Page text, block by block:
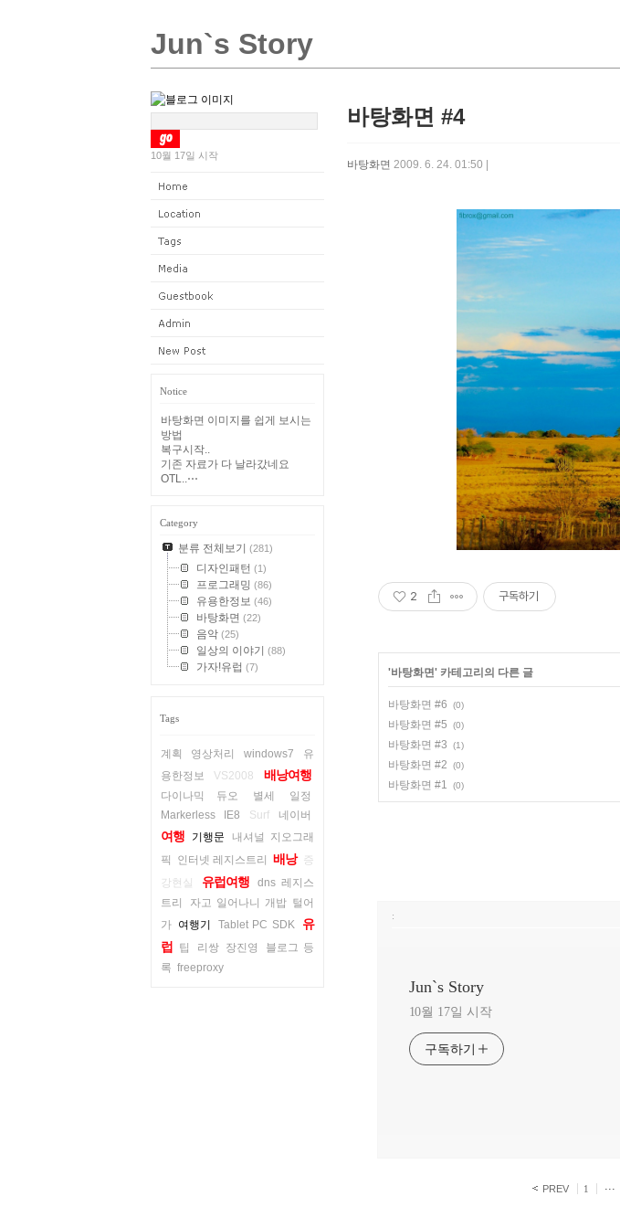
Jun`s Story
10월 17일 시작
Notice
바탕화면 이미지를 쉽게 보시는
방법
복구시작..
기존 자료가 다 날라갔네요
OTL..⋯
Category
분류 전체보기 (281)
디자인패턴 (1)
프로그래밍 (86)
유용한정보 (46)
바탕화면 (22)
음악(25)
일상의 이야기 (88)
가자!유럽 (7)
Tags
계획 영상처리 windows7
유
용한정보
VS2008 배낭여행
다이나믹 듀오 별세
일정
Markerless
IE8 Surf 네이버
여행 기행문
내셔널 지오그래
픽
인터넷 레지스트리 배낭 증
강현실
유럽여행
dns 레지스
트리
자고 일어나니 개밥 털어
가
여행기 Tablet PC SDK
유
럽
팁 리쌍 장진영
블로그 등
록 freeproxy
바탕화면 #4
바탕화면 2009. 6. 24. 01:50 |
2 구독하기
'바탕화면' 카테고리의 다른 글
바탕화면 #6 (0)
바탕화면 #5 (0)
바탕화면 #3 (1)
바탕화면 #2 (0)
바탕화면 #1 (0)
:
Jun`s Story
10월 17일 시작
구독하기
PREV 1 ···